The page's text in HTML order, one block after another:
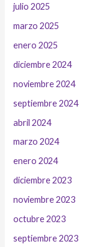
julio 2025
marzo 2025
enero 2025
diciembre 2024
noviembre 2024
septiembre 2024
abril 2024
marzo 2024
enero 2024
diciembre 2023
noviembre 2023
octubre 2023
septiembre 2023